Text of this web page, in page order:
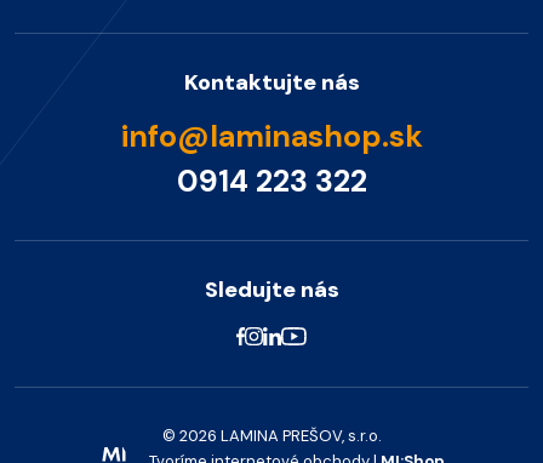
Kontaktujte nás
info@laminashop.sk
0914 223 322
Sledujte nás
© 2026 LAMINA PREŠOV, s.r.o.